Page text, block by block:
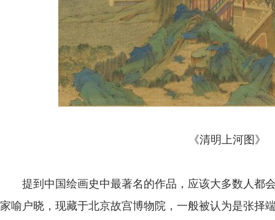
《清明上河图》
提到中国绘画史中最著名的作品，应该大多数人都
家喻户晓，现藏于北京故宫博物院，一般被认为是张择